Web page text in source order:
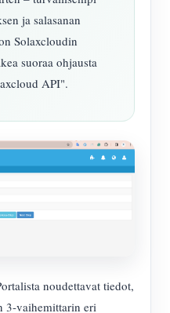
ja salasanan
Solaxcloudin
suoraa ohjausta
API".
noudettavat tiedot,
3-vaihemittarin eri